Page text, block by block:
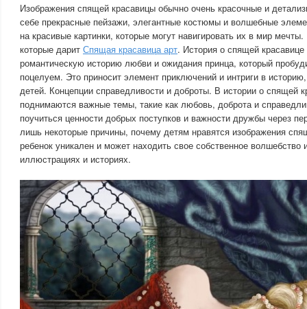
Изображения спящей красавицы обычно очень красочные и
себе прекрасные пейзажи, элегантные костюмы и волшебные
на красивые картинки, которые могут навигировать их в мир
которые дарит Спящая красавица арт. История о спящей
романтическую историю любви и ожидания принца, который
поцелуем. Это приносит элемент приключений и интриги в
детей. Концепции справедливости и доброты. В истории о спящей
поднимаются важные темы, такие как любовь, доброта и
поучиться ценности добрых поступков и важности дружбы через
лишь некоторые причины, почему детям нравятся изображения
ребенок уникален и может находить свое собственное волшебство
иллюстрациях и историях.